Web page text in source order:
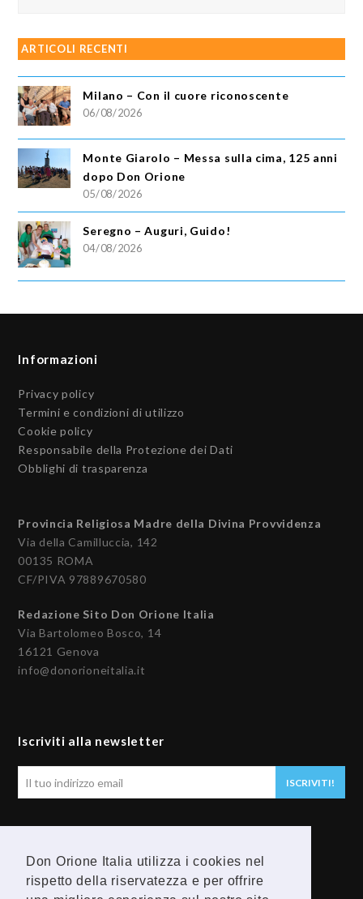
Don Orione Italia utilizza i cookies nel
rispetto della riservatezza e per offrire
ARTICOLI RECENTI
Milano – Con il cuore riconoscente
06/08/2026
Monte Giarolo – Messa sulla cima, 125 anni
dopo Don Orione
05/08/2026
Seregno – Auguri, Guido!
04/08/2026
Informazioni
Privacy policy
Termini e condizioni di utilizzo
Cookie policy
Responsabile della Protezione dei Dati
Obblighi di trasparenza
Provincia Religiosa Madre della Divina Provvidenza
Via della Camilluccia, 142
00135 ROMA
CF/PIVA 97889670580
Redazione Sito Don Orione Italia
Via Bartolomeo Bosco, 14
16121 Genova
info@donorioneitalia.it
Iscriviti alla newsletter
ISCRIVITI!
F Y